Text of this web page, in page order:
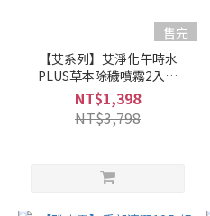
售完
【艾系列】艾淨化午時水
PLUS草本除穢噴霧2入組
(300g/瓶X2) (艾草噴霧/除
穢/平安/淨化/艾草/芙蓉/抹
草)｜美吾髮『可海外配送』
NT$1,398
NT$3,798